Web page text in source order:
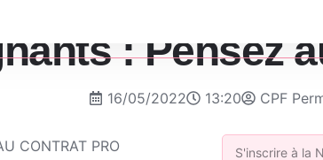
: Pensez
16/05/2022 13:20 CPF